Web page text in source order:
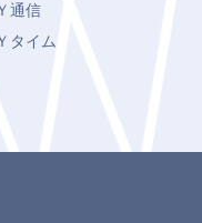
通信
タイム